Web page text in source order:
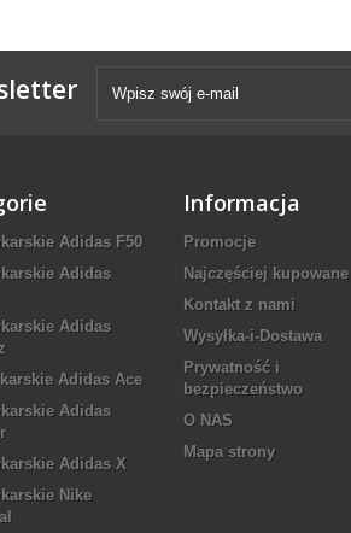
Adidas F50
Adidas
Adidas
Adidas Ace
Adidas
Adidas X
Nike
Informacja
Promocje
Najczęściej kupowane
Kontakt z nami
Wysyłka-i-Dostawa
Prywatność i
bezpieczeństwo
O NAS
Mapa strony